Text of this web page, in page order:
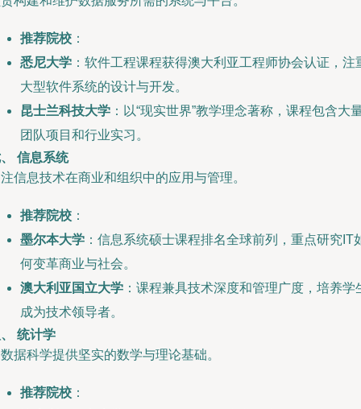
推荐院校 ：
悉尼大学 ：软件工程课程获得澳大利亚工程师协会认证，注
大型软件系统的设计与开发。
昆士兰科技大学 ：以“现实世界”教学理念著称，课程包含大
团队项目和行业实习。
信息系统
信息技术在商业和组织中的应用与管理。
推荐院校 ：
墨尔本大学 ：信息系统硕士课程排名全球前列，重点研究IT
何变革商业与社会。
澳大利亚国立大学 ：课程兼具技术深度和管理广度，培养学
成为技术领导者。
统计学
据科学提供坚实的数学与理论基础。
推荐院校 ：